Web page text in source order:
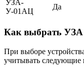
УЗА-
У-01АЦ
Да
Как выбрать УЗА
При выборе
учитывать следующие